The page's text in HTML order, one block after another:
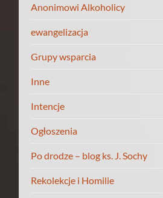
Anonimowi Alkoholicy
ewangelizacja
Grupy wsparcia
Inne
Intencje
Ogłoszenia
Po drodze – blog ks. J. Sochy
Rekolekcje i Homilie